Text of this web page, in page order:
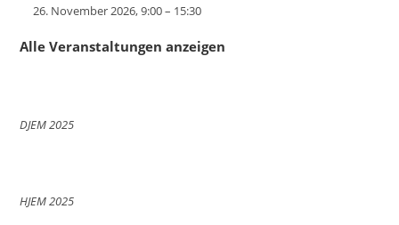
26. November 2026, 9:00– 15:30
Alle Veranstaltungen anzeigen
DJEM 2025
HJEM 2025